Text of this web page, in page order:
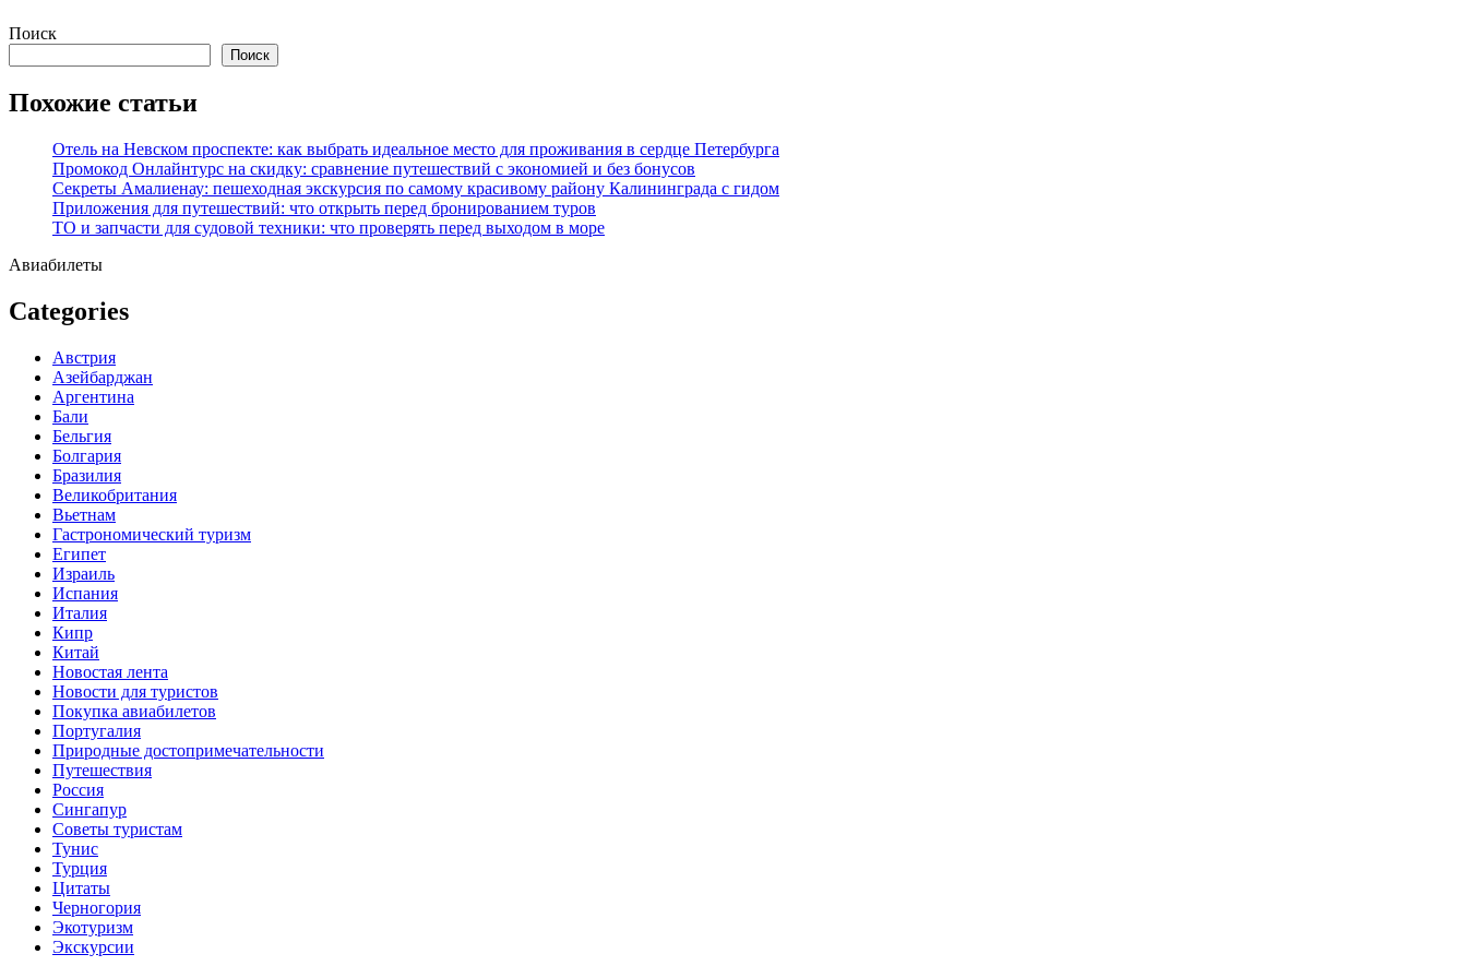
Перейти
содержимому
Поиск
Поиск
Похожие статьи
Отель на Невском проспекте: как выбрать идеальное место для проживания в сердце Петербурга
Промокод Онлайнтурс на скидку: сравнение путешествий с экономией и без бонусов
Секреты Амалиенау: пешеходная экскурсия по самому красивому району Калининграда с гидом
Приложения для путешествий: что открыть перед бронированием туров
ТО и запчасти для судовой техники: что проверять перед выходом в море
Авиабилеты
Categories
Австрия
Азейбарджан
Аргентина
Бали
Бельгия
Болгария
Бразилия
Великобритания
Вьетнам
Гастрономический туризм
Египет
Израиль
Испания
Италия
Кипр
Китай
Новостая лента
Новости для туристов
Покупка авиабилетов
Португалия
Природные достопримечательности
Путешествия
Россия
Сингапур
Советы туристам
Тунис
Турция
Цитаты
Черногория
Экотуризм
Экскурсии